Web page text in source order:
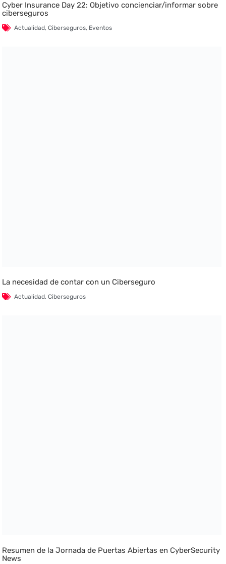
Cyber Insurance Day 22: Objetivo concienciar/informar sobre
ciberseguros
Actualidad,Ciberseguros, Eventos
La necesidad de contar con un Ciberseguro
Actualidad,Ciberseguros
Resumen de la Jornada de Puertas Abiertas en CyberSecurity
News